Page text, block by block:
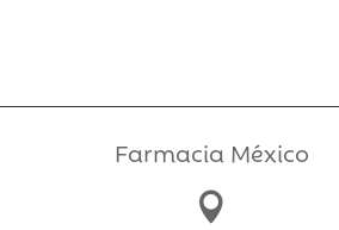
Farmacia México
